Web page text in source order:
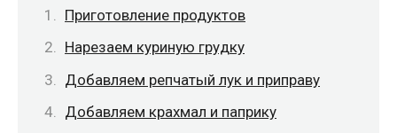
Приготовление продуктов
Нарезаем куриную грудку
Добавляем репчатый лук и приправу
Добавляем крахмал и паприку